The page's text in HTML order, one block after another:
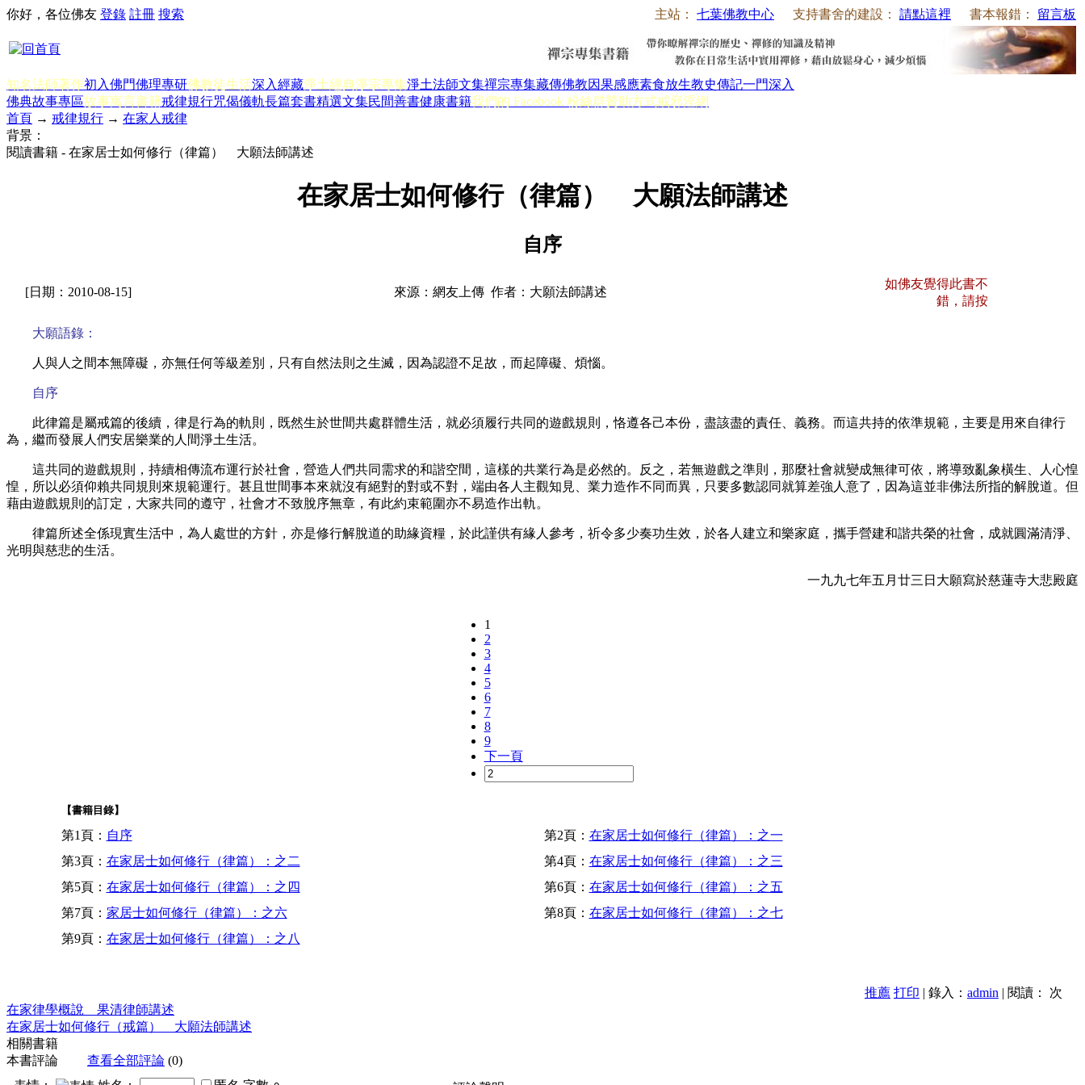
主站： 七葉佛教中心 支持書舍的建設： 請點這裡 書本報錯： 留言板
你好，各位佛友 登錄 註冊 搜索
知名法師著作初入佛門佛理專研佛教徒生活深入經藏淨土經典淨宗專集淨土法師文集禪宗專集藏傳佛教因果感應素食放生教史傳記一門深入
佛典故事專區故事寓言書籍戒律規行咒偈儀軌長篇套書精選文集民間善書健康書籍我們的 Facebook 粉絲群贊助方式戒邪淫網
首頁 → 戒律規行 → 在家人戒律
背景：
閱讀書籍 - 在家居士如何修行（律篇） 大願法師講述
在家居士如何修行（律篇） 大願法師講述
自序
[日期：2010-08-15] 來源：網友上傳 作者：大願法師講述
如佛友覺得此書不
錯，請按
大願語錄：
人與人之間本無障礙，亦無任何等級差別，只有自然法則之生滅，因為認證不足故，而起障礙、煩惱。
自序
此律篇是屬戒篇的後續，律是行為的軌則，既然生於世間共處群體生活，就必須履行共同的遊戲規則，恪遵各己本份，盡該盡的責任、義務。而這共持的依準規範，主要是用來自律行
為，繼而發展人們安居樂業的人間淨土生活。
這共同的遊戲規則，持續相傳流布運行於社會，營造人們共同需求的和諧空間，這樣的共業行為是必然的。反之，若無遊戲之準則，那麼社會就變成無律可依，將導致亂象橫生、人心惶
惶，所以必須仰賴共同規則來規範運行。甚且世間事本來就沒有絕對的對或不對，端由各人主觀知見、業力造作不同而異，只要多數認同就算差強人意了，因為這並非佛法所指的解脫道。但
藉由遊戲規則的訂定，大家共同的遵守，社會才不致脫序無章，有此約束範圍亦不易造作出軌。
律篇所述全係現實生活中，為人處世的方針，亦是修行解脫道的助緣資糧，於此謹供有緣人參考，祈令多少奏功生效，於各人建立和樂家庭，攜手營建和諧共榮的社會，成就圓滿清淨、
光明與慈悲的生活。
一九九七年五月廿三日大願寫於慈蓮寺大悲殿庭
1
2
3
4
5
6
7
8
9
下一頁
【書籍目錄】
第1頁： 自序 第2頁： 在家居士如何修行（律篇）：之一
第3頁： 在家居士如何修行（律篇）：之二 第4頁： 在家居士如何修行（律篇）：之三
第5頁： 在家居士如何修行（律篇）：之四 第6頁： 在家居士如何修行（律篇）：之五
第7頁： 家居士如何修行（律篇）：之六 第8頁： 在家居士如何修行（律篇）：之七
第9頁： 在家居士如何修行（律篇）：之八
推薦 打印 | 錄入： admin | 閱讀：
次
在家律學概說 果清律師講述
在家居士如何修行（戒篇） 大願法師講述
相關書籍
本書評論
查看全部評論 (0)